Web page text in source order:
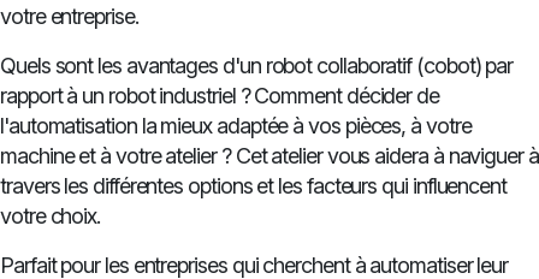
votre entreprise.
Quels sont les avantages d'un robot collaboratif (cobot) par
rapport à un robot industriel ? Comment décider de
l'automatisation la mieux adaptée à vos pièces, à votre
machine et à votre atelier ? Cet atelier vous aidera à naviguer à
travers les différentes options et les facteurs qui influencent
votre choix.
Parfait pour les entreprises qui cherchent à automatiser leur